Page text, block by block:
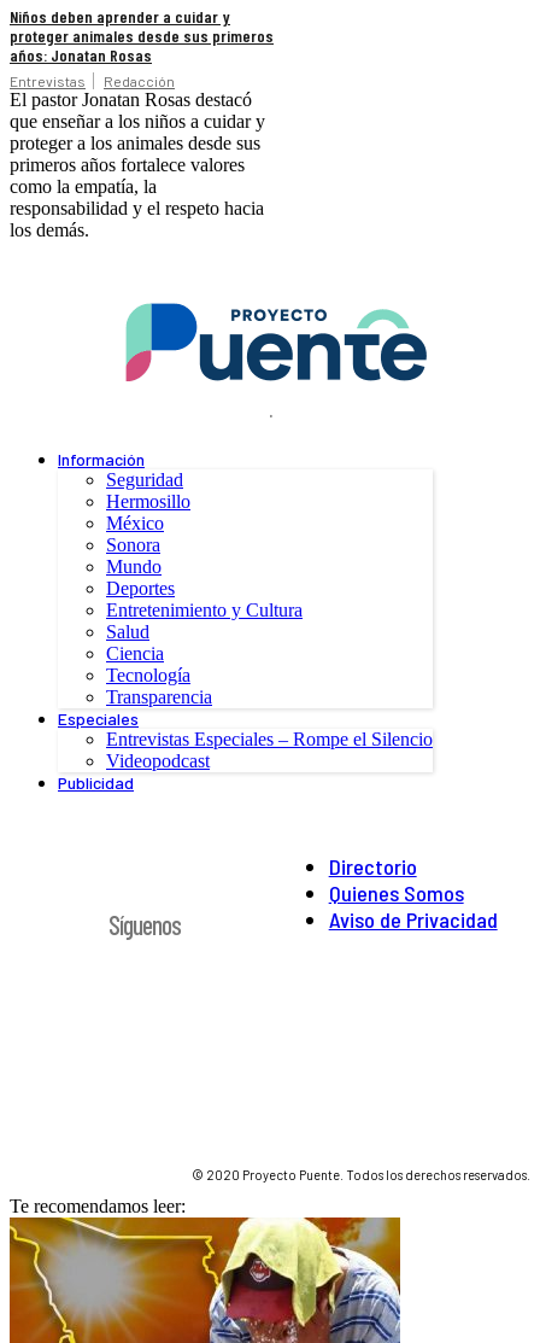
Niños deben aprender a cuidar y
proteger animales desde sus primeros
años: Jonatan Rosas
Entrevistas Redacción
El pastor Jonatan Rosas destacó
que enseñar a los niños a cuidar y
proteger a los animales desde sus
primeros años fortalece valores
como la empatía, la
responsabilidad y el respeto hacia
los demás.
.
Información
Seguridad
Hermosillo
México
Sonora
Mundo
Deportes
Entretenimiento y Cultura
Salud
Ciencia
Tecnología
Transparencia
Especiales
Entrevistas Especiales – Rompe el Silencio
Videopodcast
Publicidad
Directorio
Quienes Somos
Aviso de Privacidad
Síguenos
© 2020 Proyecto Puente. Todos los derechos reservados.
Te recomendamos leer: